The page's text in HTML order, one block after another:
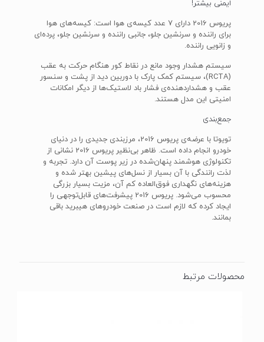
ایمنی بیشتر!
پریوس 2016 دارای 7 عدد کیسه‌ی هوا است: کیسه‌های هوا
برای راننده و سرنشین جلو، جانبی راننده و سرنشین جلو، پرده‌ای
و زانویی راننده.
سیستم هشدار وجود مانع در نقاط کور هنگام حرکت به عقب
(RCTA)، سیستم کمک پارک با دوربین دید از پشت و سنسور
عقب و هشداردهنده‌ی فشار باد لاستیک‌ها از دیگر امکانات
امنیتی این مدل هستند.
جمع‌بندی
تویوتا با عرضه‌ی پریوس 2016، مرزبندی جدیدی را در دنیای
خودرو انجام داده است. ظاهر بی‌نظیر پریوس 2016 نشانی از
تکنولوژی هوشمند پنهان‌شده در زیر پوست آن دارد. تجربه و
لذت رانندگی با آن بسیار از نسل‌های پیشین بهتر شده و
هزینه‌های نگهداری فوق‌العاده کم آن، مزیت بسیار بزرگی
محسوب می‌شود. پریوس 2016 پیشرفت‌های قابل‌توجهی را
ایجاد کرده که لازم است در صنعت خودروهای هیبرید باقی
بمانند.
محصولات مرتبط